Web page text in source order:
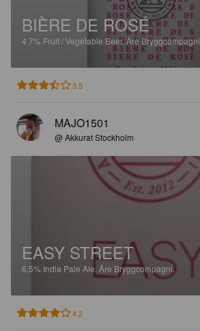
BIÈRE DE ROSÉ
4.7% Fruit / Vegetable Beer. Åre Bryggcompagni.
3.5
MAJO1501
@ Akkurat Stockholm
EASY STREET
6.5% India Pale Ale. Åre Bryggcompagni.
4.2